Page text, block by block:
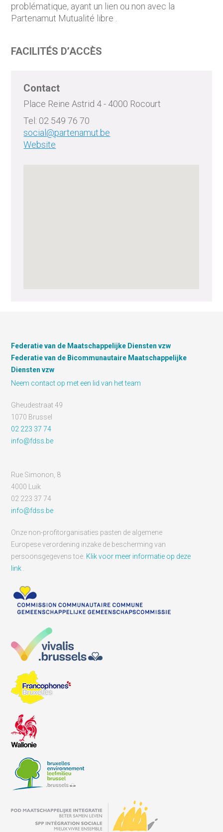
problématique, ayant un lien ou non avec la
Partenamut Mutualité libre .
FACILITÉS D’ACCÈS
Contact
Place Reine Astrid 4 - 4000 Rocourt
Tel: 02 549 76 70
social@partenamut.be
Website
Federatie van de Maatschappelijke Diensten vzw
Federatie van de Bicommunautaire Maatschappelijke
Diensten vzw
Neem contact op met een lid van het team
Gheudestraat 49
1070 Brussel
02 223 37 74
info@fdss.be
Rue Simonon, 8
4000 Luik
02 223 37 74
info@fdss.be
Onze non-profitorganisaties pasten de algemene
Europese verordening inzake de bescherming van
persoonsgegevens toe. Klik voor meer informatie op deze
link